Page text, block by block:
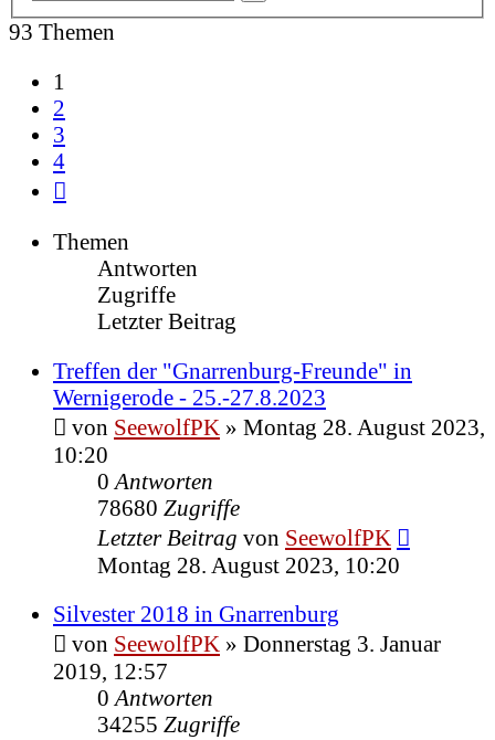
93 Themen
1
2
3
4
Themen
Antworten
Zugriffe
Letzter Beitrag
Treffen der "Gnarrenburg-Freunde" in
Wernigerode - 25.-27.8.2023
von SeewolfPK » Montag 28. August 2023,
10:20
0 Antworten
78680 Zugriffe
Letzter Beitrag von SeewolfPK
Montag 28. August 2023, 10:20
Silvester 2018 in Gnarrenburg
von SeewolfPK » Donnerstag 3. Januar
2019, 12:57
0 Antworten
34255 Zugriffe